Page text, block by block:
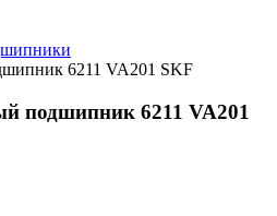
6211 VA201 SKF
подшипник 6211 VA201